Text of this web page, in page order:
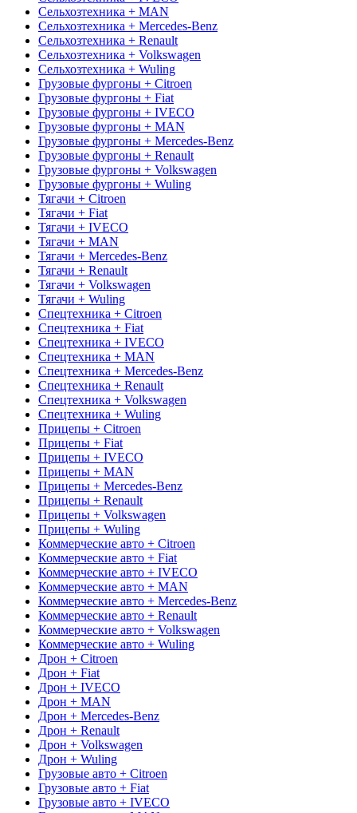
Сельхозтехника + MAN
Сельхозтехника + Mercedes-Benz
Сельхозтехника + Renault
Сельхозтехника + Volkswagen
Сельхозтехника + Wuling
Грузовые фургоны + Citroen
Грузовые фургоны + Fiat
Грузовые фургоны + IVECO
Грузовые фургоны + MAN
Грузовые фургоны + Mercedes-Benz
Грузовые фургоны + Renault
Грузовые фургоны + Volkswagen
Грузовые фургоны + Wuling
Тягачи + Citroen
Тягачи + Fiat
Тягачи + IVECO
Тягачи + MAN
Тягачи + Mercedes-Benz
Тягачи + Renault
Тягачи + Volkswagen
Тягачи + Wuling
Спецтехника + Citroen
Спецтехника + Fiat
Спецтехника + IVECO
Спецтехника + MAN
Спецтехника + Mercedes-Benz
Спецтехника + Renault
Спецтехника + Volkswagen
Спецтехника + Wuling
Прицепы + Citroen
Прицепы + Fiat
Прицепы + IVECO
Прицепы + MAN
Прицепы + Mercedes-Benz
Прицепы + Renault
Прицепы + Volkswagen
Прицепы + Wuling
Коммерческие авто + Citroen
Коммерческие авто + Fiat
Коммерческие авто + IVECO
Коммерческие авто + MAN
Коммерческие авто + Mercedes-Benz
Коммерческие авто + Renault
Коммерческие авто + Volkswagen
Коммерческие авто + Wuling
Дрон + Citroen
Дрон + Fiat
Дрон + IVECO
Дрон + MAN
Дрон + Mercedes-Benz
Дрон + Renault
Дрон + Volkswagen
Дрон + Wuling
Грузовые авто + Citroen
Грузовые авто + Fiat
Грузовые авто + IVECO